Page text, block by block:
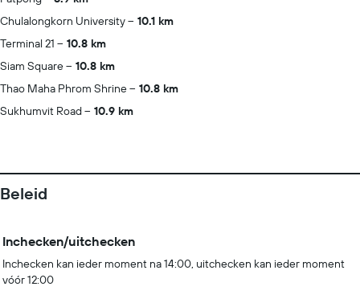
Chulalongkorn University
10.1 km
Terminal 21
10.8 km
Siam Square
10.8 km
Thao Maha Phrom Shrine
10.8 km
Sukhumvit Road
10.9 km
Beleid
Inchecken/uitchecken
Inchecken kan ieder moment na 14:00, uitchecken kan ieder moment
vóór 12:00